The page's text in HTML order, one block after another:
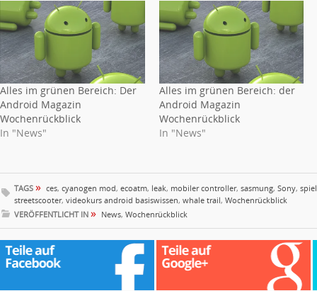
Alles im grünen Bereich: Der
Android Magazin
Wochenrückblick
In "News"
Alles im grünen Bereich: der
Android Magazin
Wochenrückblick
In "News"
TAGS » ces, cyanogen mod, ecoatm, leak, mobiler controller, sasmung, Sony,
streetscooter, videokurs android basiswissen, whale trail, Wochenrückblick
VERÖFFENTLICHT IN » News, Wochenrückblick